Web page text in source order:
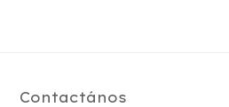
Contactános